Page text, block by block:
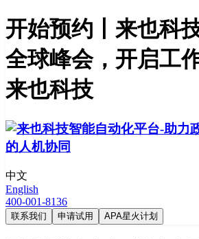
开始预约丨来也科
全球峰会，开启工
来也科技
中文
English
400-001-8136
联系我们 申请试用 APA星火计划